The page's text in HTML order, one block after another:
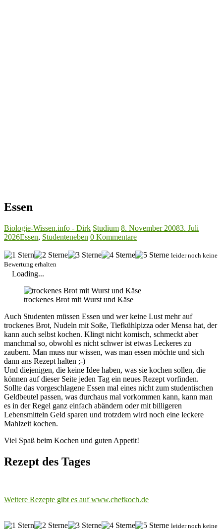
Essen
Biologie-Wissen.info - Dirk Studium 8. November 20083. Juli
2026Essen, Studenteneben 0 Kommentare
leider noch keine
Bewertung erhalten
Loading...
trockenes Brot mit Wurst und Käse
Auch Studenten müssen Essen und wer keine Lust mehr auf
trockenes Brot, Nudeln mit Soße, Tiefkühlpizza oder Mensa hat, der
kann auch selbst kochen. Klingt nicht komisch, schmeckt aber
manchmal so, obwohl es nicht schwer ist etwas Leckeres zu
zaubern. Man muss nur wissen, was man essen möchte und sich
dann ans Rezept halten ;-)
Und diejenigen, die keine Idee haben, was sie kochen sollen, die
können auf dieser Seite jeden Tag ein neues Rezept vorfinden.
Sollte das vorgeschlagene Essen mal eines nicht zum studentischen
Geldbeutel passen, was durchaus mal vorkommen kann, kann man
es in der Regel ganz einfach abändern oder mit billigeren
Lebensmitteln Geld sparen und trotzdem wird noch eine leckere
Mahlzeit kochen.
Viel Spaß beim Kochen und guten Appetit!
Rezept des Tages
Weitere Rezepte gibt es auf www.chefkoch.de
leider noch keine